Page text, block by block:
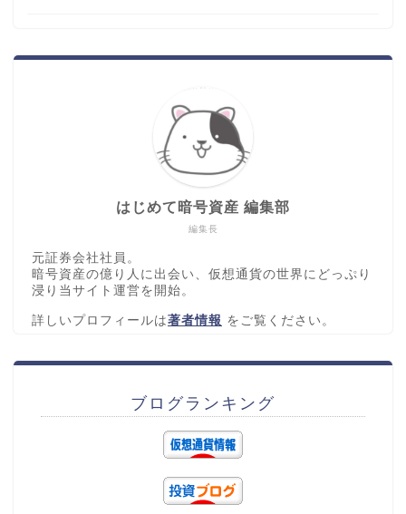
編集長
はじめて暗号資産 編集部
元証券会社社員。
暗号資産の億り人に出会い、仮想通貨の世界にどっぷり
浸り当サイト運営を開始。
詳しいプロフィールは著者情報 をご覧ください。
ブログランキング